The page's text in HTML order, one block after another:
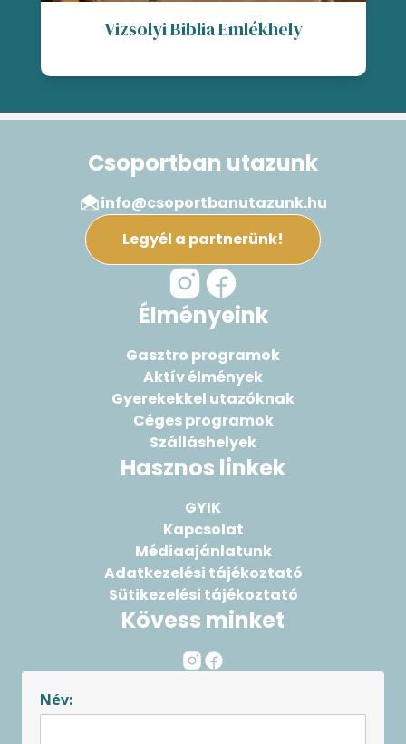
Vizsolyi Biblia Emlékhely
Csoportban utazunk
info@csoportbanutazunk.hu
Legyél a partnerünk!
Élményeink
Gasztro programok
Aktív élmények
Gyerekekkel utazóknak
Céges programok
Szálláshelyek
Hasznos linkek
GYIK
Kapcsolat
Médiaajánlatunk
Adatkezelési tájékoztató
Sütikezelési tájékoztató
Kövess minket
Név: